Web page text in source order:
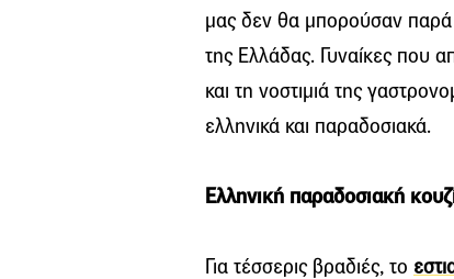
μας δεν θα μπορούσαν παρά
της Ελλάδας. Γυναίκες που
και τη νοστιμιά της
ελληνικά και παραδοσιακά.
Ελληνική παραδοσιακή
Για τέσσερις βραδιές, το